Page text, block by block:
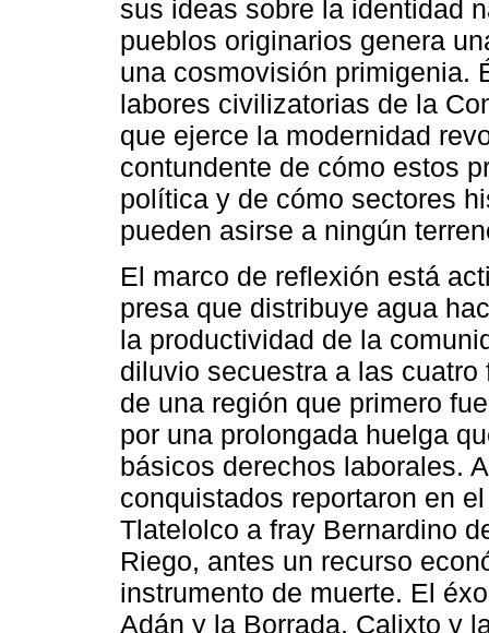
sus ideas sobre la identidad
pueblos originarios genera
una cosmovisión primigenia.
labores civilizatorias de la
que ejerce la modernidad
contundente de cómo estos
política y de cómo sectores
pueden asirse a ningún
El marco de reflexión está
presa que distribuye agua
la productividad de la
diluvio secuestra a las
de una región que primero
por una prolongada huelga
básicos derechos laborales.
conquistados reportaron en
Tlatelolco a fray Bernardino
Riego, antes un recurso
instrumento de muerte. El
Adán y la Borrada, Calixto y